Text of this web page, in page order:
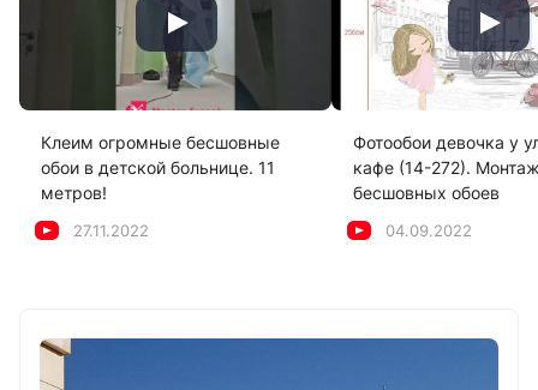
Клеим огромные бесшовные
обои в детской больнице. 11
метров!
27.11.2022
Фотообои девочка у
кафе (14-272).
бесшовных обоев
04.09.2022